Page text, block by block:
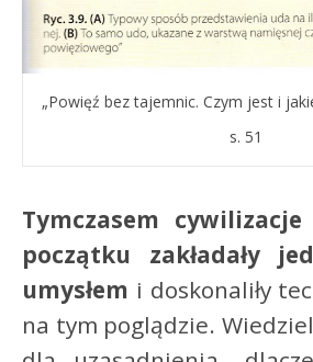
„Powięź bez tajemnic. Czym jest i
s. 51
Tymczasem
początku zakładały
umysłem i doskonaliły
na tym poglądzie.